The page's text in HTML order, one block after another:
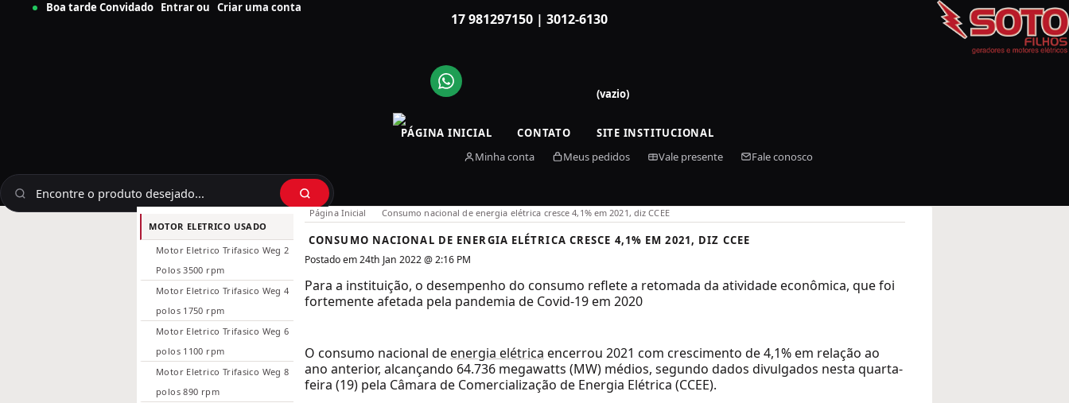
Boa tarde Convidado Entrarou Criar uma conta
17 981297150 | 3012-6130
(vazio)
PÁGINA INICIAL CONTATO SITE INSTITUCIONAL
MOTOR ELETRICO USADO
Motor Eletrico Trifasico Weg 2
Polos 3500 rpm
Motor Eletrico Trifasico Weg 4
polos 1750 rpm
Motor Eletrico Trifasico Weg 6
polos 1100 rpm
Motor Eletrico Trifasico Weg 8
polos 890 rpm
Página Inicial Consumo nacional de energia elétrica cresce 4,1% em 2021, diz CCEE
CONSUMO NACIONAL DE ENERGIA ELÉTRICA CRESCE 4,1% EM 2021, DIZ CCEE
Postado em 24th Jan 2022 @ 2:16 PM
Para a instituição, o desempenho do consumo reflete a retomada da atividade econômica, que foi
fortemente afetada pela pandemia de Covid-19 em 2020
O consumo nacional deenergia elétrica encerrou 2021 com crescimento de 4,1% em relação ao
ano anterior, alcançando 64.736 megawatts (MW) médios, segundo dados divulgados nesta quarta-
feira (19) pela Câmara de Comercialização de Energia Elétrica (CCEE).